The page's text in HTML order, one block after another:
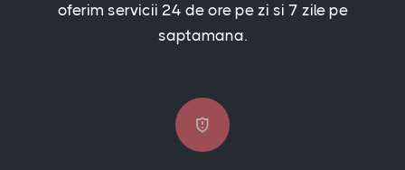
oferim servicii 24 de ore pe zi si 7 zile pe
saptamana.